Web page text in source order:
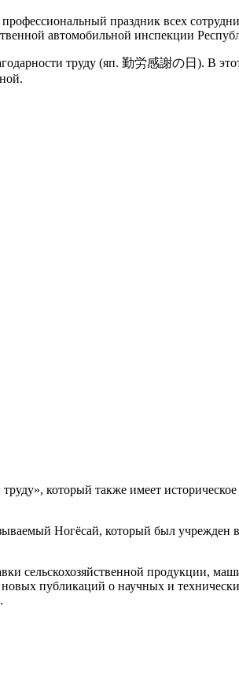
праздник всех
автомобильной инспекции
труду (яп. 勤労感謝の日). В
который также имеет
Ногёсай, который был
сельскохозяйственной продукции,
публикаций о научных и